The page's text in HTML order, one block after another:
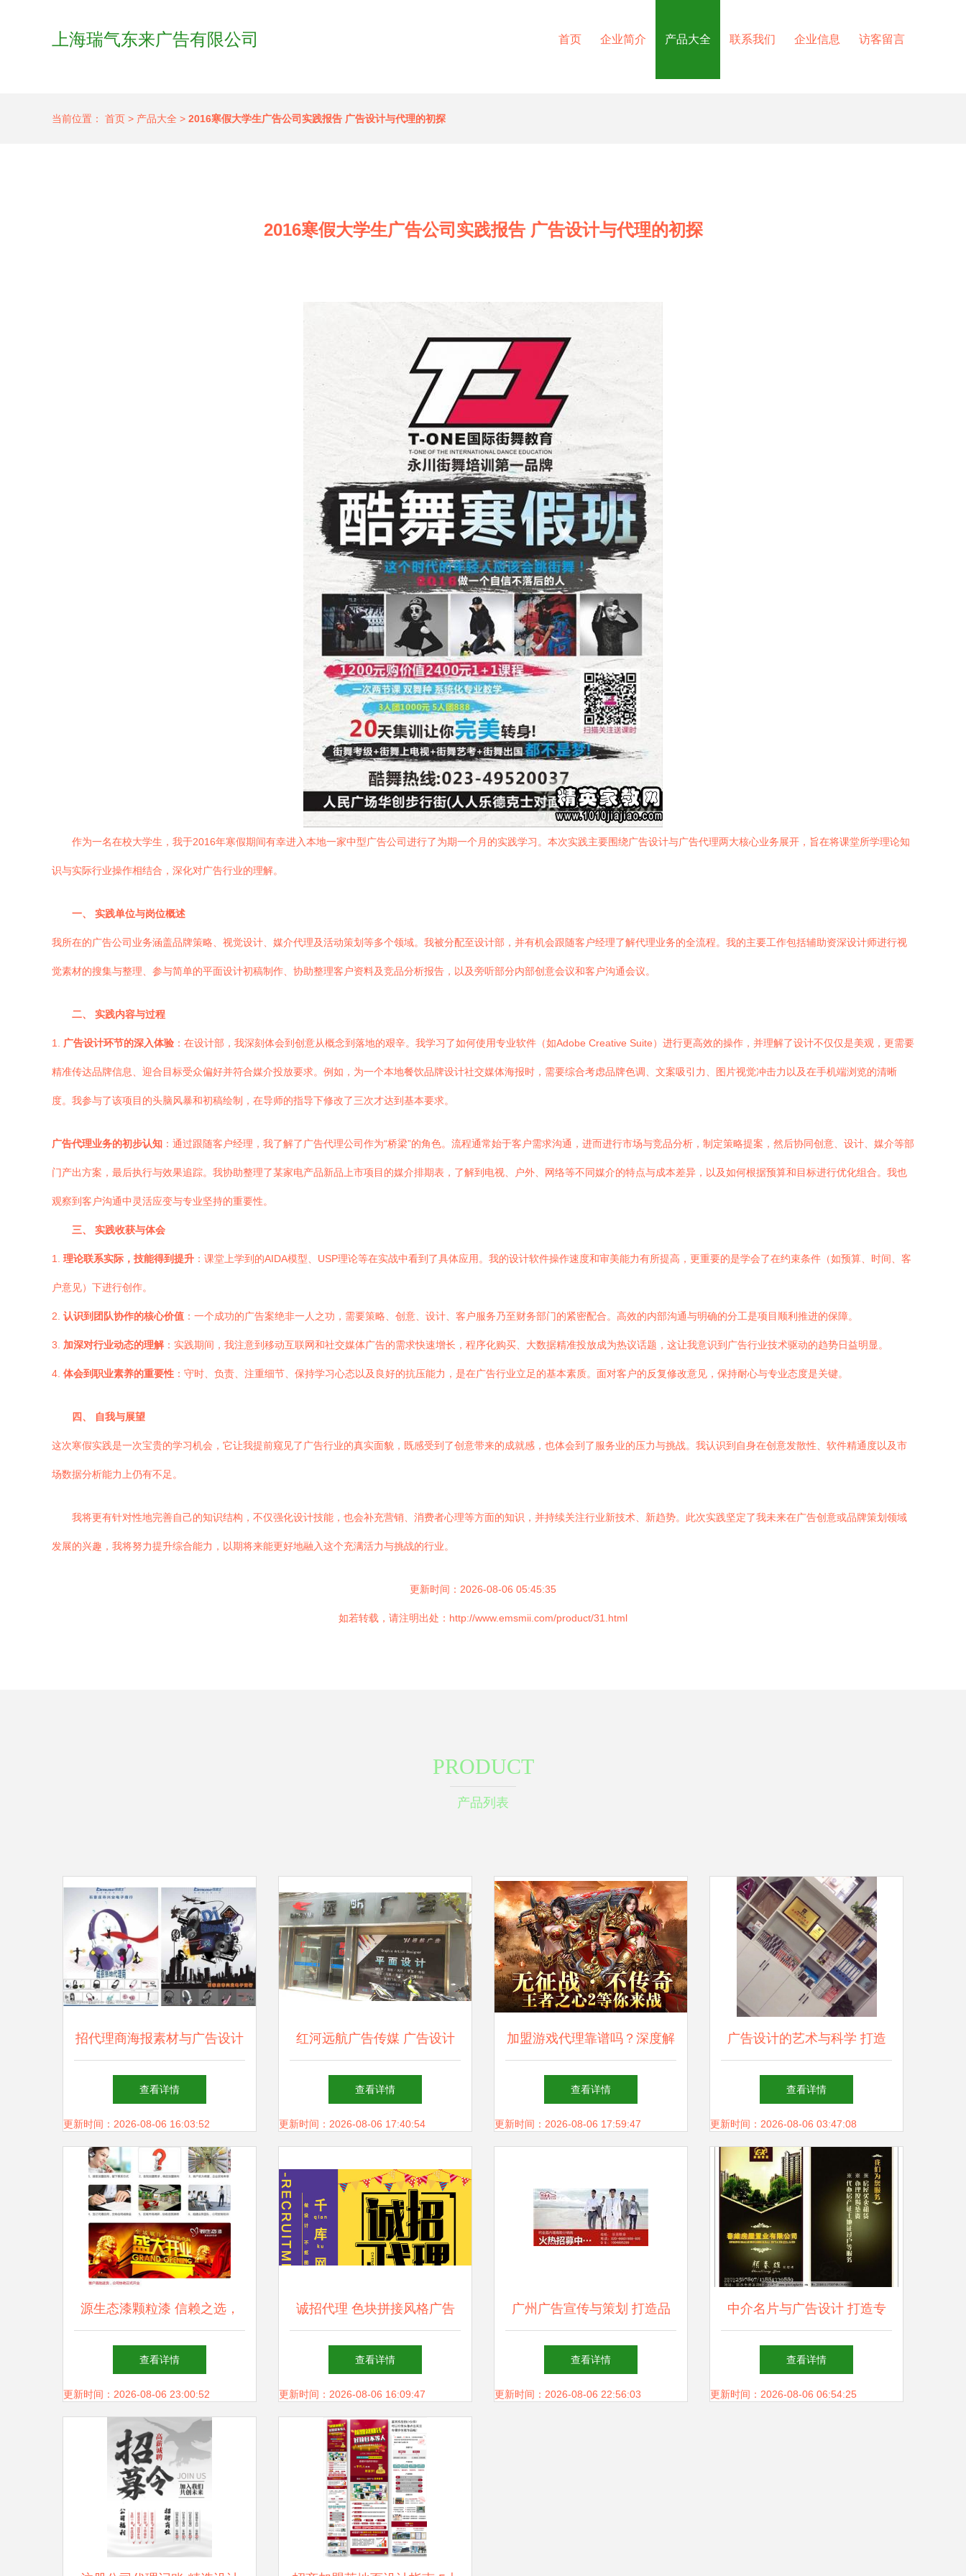
上海瑞气东来广告有限公司 首页 企业简介 产品大全 联系我们 企业信息 访客留言
当前位置： 首页 > 产品大全 > 2016寒假大学生广告公司实践报告 广告设计与代理的初探
2016寒假大学生广告公司实践报告 广告设计与代理的初探
作为一名在校大学生，我于2016年寒假期间有幸进入本地一家中型广告公司进行了为期一个月的实践学习。本次实践主要围绕广告设计与广告代理两大核心业务展开，旨在将课堂所学理论知
识与实际行业操作相结合，深化对广告行业的理解。
一、 实践单位与岗位概述
我所在的广告公司业务涵盖品牌策略、视觉设计、媒介代理及活动策划等多个领域。我被分配至设计部，并有机会跟随客户经理了解代理业务的全流程。我的主要工作包括辅助资深设计师进行视
觉素材的搜集与整理、参与简单的平面设计初稿制作、协助整理客户资料及竞品分析报告，以及旁听部分内部创意会议和客户沟通会议。
二、 实践内容与过程
1. 广告设计环节的深入体验 ：在设计部，我深刻体会到创意从概念到落地的艰辛。我学习了如何使用专业软件（如Adobe Creative Suite）进行更高效的操作，并理解了设计不仅仅是美观，更需要
精准传达品牌信息、迎合目标受众偏好并符合媒介投放要求。例如，为一个本地餐饮品牌设计社交媒体海报时，需要综合考虑品牌色调、文案吸引力、图片视觉冲击力以及在手机端浏览的清晰
度。我参与了该项目的头脑风暴和初稿绘制，在导师的指导下修改了三次才达到基本要求。
广告代理业务的初步认知 ：通过跟随客户经理，我了解了广告代理公司作为“桥梁”的角色。流程通常始于客户需求沟通，进而进行市场与竞品分析，制定策略提案，然后协同创意、设计、媒介等部
门产出方案，最后执行与效果追踪。我协助整理了某家电产品新品上市项目的媒介排期表，了解到电视、户外、网络等不同媒介的特点与成本差异，以及如何根据预算和目标进行优化组合。我也
观察到客户沟通中灵活应变与专业坚持的重要性。
三、 实践收获与体会
1. 理论联系实际，技能得到提升 ：课堂上学到的AIDA模型、USP理论等在实战中看到了具体应用。我的设计软件操作速度和审美能力有所提高，更重要的是学会了在约束条件（如预算、时间、客
户意见）下进行创作。
2. 认识到团队协作的核心价值 ：一个成功的广告案绝非一人之功，需要策略、创意、设计、客户服务乃至财务部门的紧密配合。高效的内部沟通与明确的分工是项目顺利推进的保障。
3. 加深对行业动态的理解：实践期间，我注意到移动互联网和社交媒体广告的需求快速增长，程序化购买、大数据精准投放成为热议话题，这让我意识到广告行业技术驱动的趋势日益明显。
4. 体会到职业素养的重要性 ：守时、负责、注重细节、保持学习心态以及良好的抗压能力，是在广告行业立足的基本素质。面对客户的反复修改意见，保持耐心与专业态度是关键。
四、 自我与展望
这次寒假实践是一次宝贵的学习机会，它让我提前窥见了广告行业的真实面貌，既感受到了创意带来的成就感，也体会到了服务业的压力与挑战。我认识到自身在创意发散性、软件精通度以及市
场数据分析能力上仍有不足。
我将更有针对性地完善自己的知识结构，不仅强化设计技能，也会补充营销、消费者心理等方面的知识，并持续关注行业新技术、新趋势。此次实践坚定了我未来在广告创意或品牌策划领域
发展的兴趣，我将努力提升综合能力，以期将来能更好地融入这个充满活力与挑战的行业。
更新时间：2026-08-06 05:45:35
如若转载，请注明出处：http://www.emsmii.com/product/31.html
PRODUCT
产品列表
招代理商海报素材与广告设计
技巧全攻略
查看详情
更新时间：2026-08-06 16:03:52
红河远航广告传媒 广告设计
与代理的核心价值
查看详情
更新时间：2026-08-06 17:40:54
加盟游戏代理靠谱吗？深度解
析游戏推广代理的机遇与陷阱
查看详情
更新时间：2026-08-06 17:59:47
广告设计的艺术与科学 打造
传播效果的完美结合
查看详情
更新时间：2026-08-06 03:47:08
源生态漆颗粒漆 信赖之选，
共赢未来——零门槛代理与顶
级广告支持
查看详情
更新时间：2026-08-06 23:00:52
诚招代理 色块拼接风格广告
设计海报模版免费下载
查看详情
更新时间：2026-08-06 16:09:47
广州广告宣传与策划 打造品
牌影响力的核心路径
查看详情
更新时间：2026-08-06 22:56:03
中介名片与广告设计 打造专
业视觉助手的代理服务
查看详情
更新时间：2026-08-06 06:54:25